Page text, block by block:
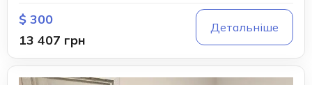
$ 300
13 407 грн
Детальніше